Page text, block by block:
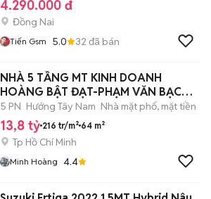
4.290.000 đ
Đồng Nai
Tiến Gsm 5.0 32 đã bán
NHÀ 5 TẦNG MT KINH DOANH
HOÀNG BẬT ĐẠT-PHẠM VĂN BẠCH-
NGAY GAT3-METRO
5 PN Hướng Tây Nam Nhà mặt phố, mặt tiền
13,8 tỷ 216 tr/m² 64 m²
Tp Hồ Chí Minh
Minh Hoàng 4.4